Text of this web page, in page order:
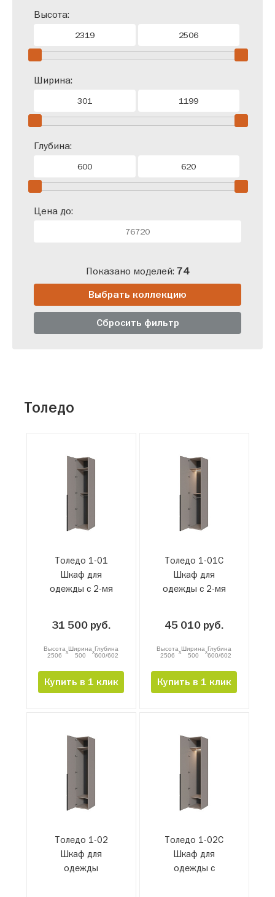
Высота:
Ширина:
Глубина:
Цена до:
Показано моделей: 74
Сбросить фильтр
Выбрать коллекцию
Толедо
Толедо 1-01
Шкаф для
одежды с 2-мя
31 500 руб.
Высота
2506
xШирина
500
xГлубина
600/602
Купить в 1 клик
Толедо 1-01С
Шкаф для
одежды с 2-мя
45 010 руб.
Высота
2506
xШирина
500
xГлубина
600/602
Купить в 1 клик
Толедо 1-02
Шкаф для
одежды
Толедо 1-02С
Шкаф для
одежды с